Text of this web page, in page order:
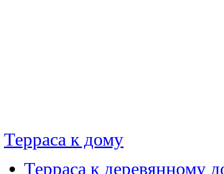
Терраса к дому
Терраса к деревянному